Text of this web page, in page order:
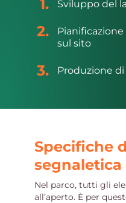
Sviluppo del
sul sito
Produzione
Specifiche
Nel parco, tutti gli
all’aperto. È per